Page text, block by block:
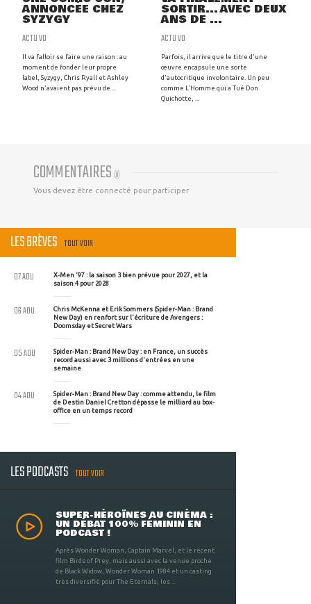
ANNONCÉE CHEZ
SYZYGY
ACTU VO
Il va falloir se faire une raison : au
moment de fonder leur propre
label, Syzygy, Chris Ryall et Ashley
Wood n'avaient pas prévu de ...
SORTIR... AVEC DEUX
ANS DE ...
ACTU VO
Parfois, il arrive que le titre d'une
œuvre encapsule une sorte
d'autocritique involontaire. Un peu
comme L'Homme qui a Tué Don
Quichotte, ...
COMMENTAIRES (0)
Vous devez être connecté pour participer
LES BRÈVES TOUT VOIR
X-Men '97 : la saison 3 bien prévue pour 2027, et la
saison 4 pour 2028
07 AOU
Chris McKenna et Erik Sommers (Spider-Man : Brand
New Day) en renfort sur l'écriture de Avengers :
Doomsday et Secret Wars
06 AOU
Spider-Man : Brand New Day : en France, un succès
record aussi avec 3 millions d'entrées en une
semaine
05 AOU
Spider-Man : Brand New Day : comme attendu, le film
de Destin Daniel Cretton dépasse le milliard au box-
office en un temps record
04 AOU
LES PODCASTS TOUT VOIR
SUPER-HÉROÏNES AU CINÉMA :
UN DÉBAT 100% FÉMININ EN
PODCAST !
Après Wonder Woman, Captain Marvel, et le récent
film Birds of Prey, mais aussi avec la venue proche
de Black Widow, Wonder Woman 1984 et un casting
très diversifié pour The Eternals, les ...